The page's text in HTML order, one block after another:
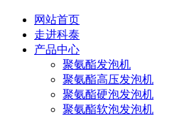
网站首页
走进科泰
产品中心
聚氨酯发泡机
聚氨酯高压发泡机
聚氨酯硬泡发泡机
聚氨酯软泡发泡机